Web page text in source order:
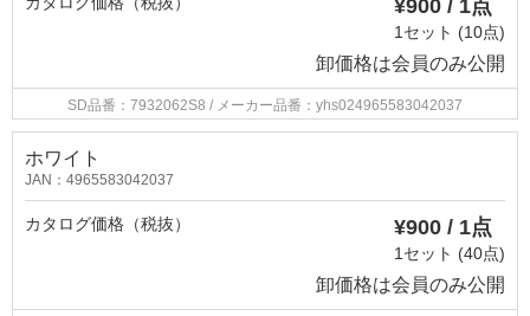
¥900 / 1点
1セット (10点)
卸価格は会員のみ公開
SD品番：7932062S8 / メーカー品番：yhs024965583042037
ホワイト
JAN：4965583042037
カタログ価格（税抜） ¥900 / 1点
1セット (40点)
卸価格は会員のみ公開